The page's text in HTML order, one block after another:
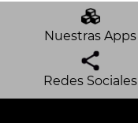
Nuestras Apps
Redes Sociales